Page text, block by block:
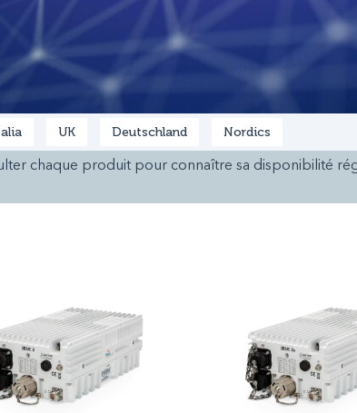
UK Deutschland Nordics
chaque produit pour connaître sa disponibilité